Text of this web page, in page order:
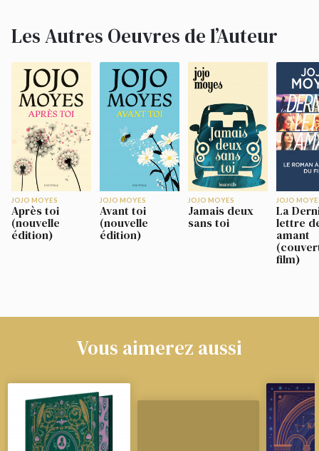
Les Autres Oeuvres de l’Auteur
JOJO MOYES
Après toi
(nouvelle
édition)
JOJO MOYES
Avant toi
(nouvelle
édition)
JOJO MOYES
Jamais deux
sans toi
JOJO
La
lettre
amant
film)
Vous aimerez aussi